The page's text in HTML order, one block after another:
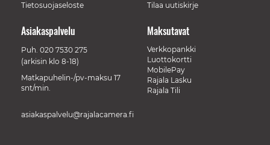
Tietosuojaseloste
Tilaa uutiskirje
Maksutavat
Verkkopankki
Luottokortti
MobilePay
Rajala Lasku
Rajala Tili
Asiakaspalvelu
Puh. 020 7530 275
(arkisin klo 8-18)
Matkapuhelin-/pv-maksu 17
snt/min.
asiakaspalvelu@rajalacamera.fi